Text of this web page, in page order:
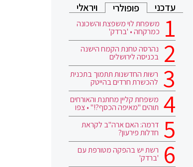
עדכני פופולרי ויראלי
משפחת לוי משפצת והשכונה
כמרקחה • 'ברדק'
נהרסה טחנת הקמח הישנה
בכניסה לירושלים
רשות החדשנות תתמוך בתכנית
להכשרת חרדים בהייטק
משפחת קליין מחתנת והאורחים
תוהים "מאיפה הכסף?!" • צפו
דרמה: האם ארה"ב לקראת
חדלות פירעון?
רשת יש בהפקה מטורפת עם
'ברדק'